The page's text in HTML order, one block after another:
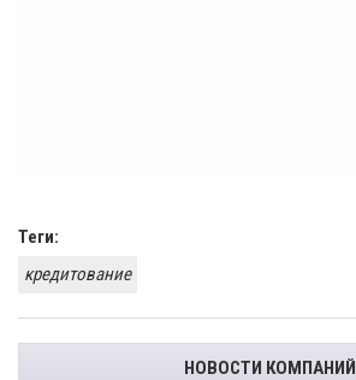
Теги:
кредитование
НОВОСТИ КОМПАНИЙ